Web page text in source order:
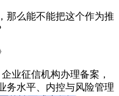
么能不能把这个作为推
征信机构办理备案，
务水平、内控与风险管理